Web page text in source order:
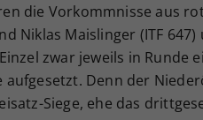
die Vorkommnisse aus
Niklas Maislinger (ITF
Einzel zwar jeweils in
aufgesetzt. Denn der
Siege, ehe das